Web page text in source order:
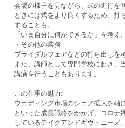
会場の様子を見ながら、式の進行を
ときには式をより良くするため、打
することも。
「いま自分に何ができるか」を考え
・その他の業務
ブライダルフェアなどの打ち出しを
また、講師として専門学校に赴き、
講演を行うこともあります。
この仕事の魅力:
ウェディング市場のシェア拡大を軸
といった成長戦略をかかげ、コロナ
しているテイクアンドギヴ・ニーズ。